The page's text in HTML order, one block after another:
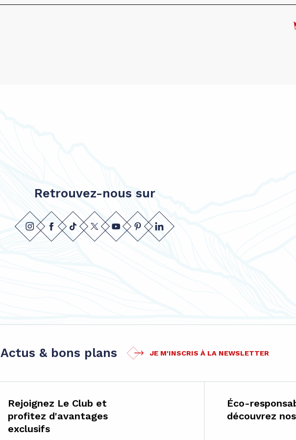
Retrouvez-nous sur
Actus & bons plans JE M'INSCRIS À LA NEWSLETTER
Rejoignez Le Club et
profitez d'avantages
exclusifs
Éco-
découvrez